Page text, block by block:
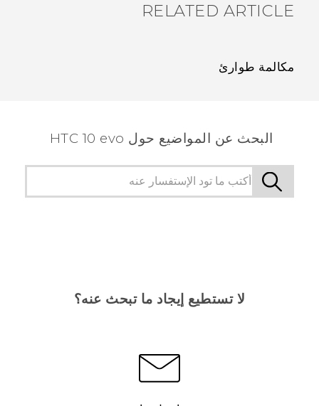
RELATED ARTICLE
مكالمة طوارئ
البحث عن المواضيع حول HTC 10 evo
لا تستطيع إيجاد ما تبحث عنه؟